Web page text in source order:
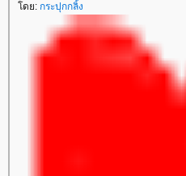
ดย: กระปุกกลิ้ง